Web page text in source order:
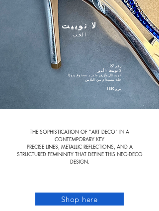
لا نوييت
الحب
رقم 27
لا نوييت – أمور
كريستال وأزرق متدرج مصنوع يدويًا
جلد مستدام من البلاتين
1150 يورو
THE SOPHISTICATION OF "ART DECO" IN A
CONTEMPORARY KEY
PRECISE LINES, METALLIC REFLECTIONS, AND A
STRUCTURED FEMININITY THAT DEFINE THIS NEO-DECO
DESIGN.
Shop here